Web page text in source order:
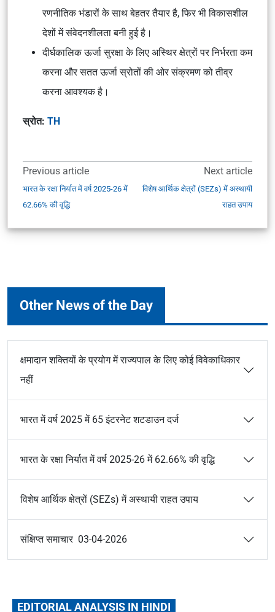
रणनीतिक भंडारों के साथ बेहतर तैयार है, फिर भी विकासशील
देशों में संवेदनशीलता बनी हुई है।
दीर्घकालिक ऊर्जा सुरक्षा के लिए अस्थिर क्षेत्रों पर निर्भरता कम
करना और सतत ऊर्जा स्रोतों की ओर संक्रमण को तीव्र
करना आवश्यक है।
स्रोत: TH
Previous article
भारत के रक्षा निर्यात में वर्ष 2025-26 में
62.66% की वृद्धि
Next article
विशेष आर्थिक क्षेत्रों (SEZs) में अस्थायी
राहत उपाय
Other News of the Day
क्षमादान शक्तियों के प्रयोग में राज्यपाल के लिए कोई विवेकाधिकार
नहीं
भारत में वर्ष 2025 में 65 इंटरनेट शटडाउन दर्ज
भारत के रक्षा निर्यात में वर्ष 2025-26 में 62.66% की वृद्धि
विशेष आर्थिक क्षेत्रों (SEZs) में अस्थायी राहत उपाय
संक्षिप्त समाचार 03-04-2026
EDITORIAL ANALYSIS IN HINDI